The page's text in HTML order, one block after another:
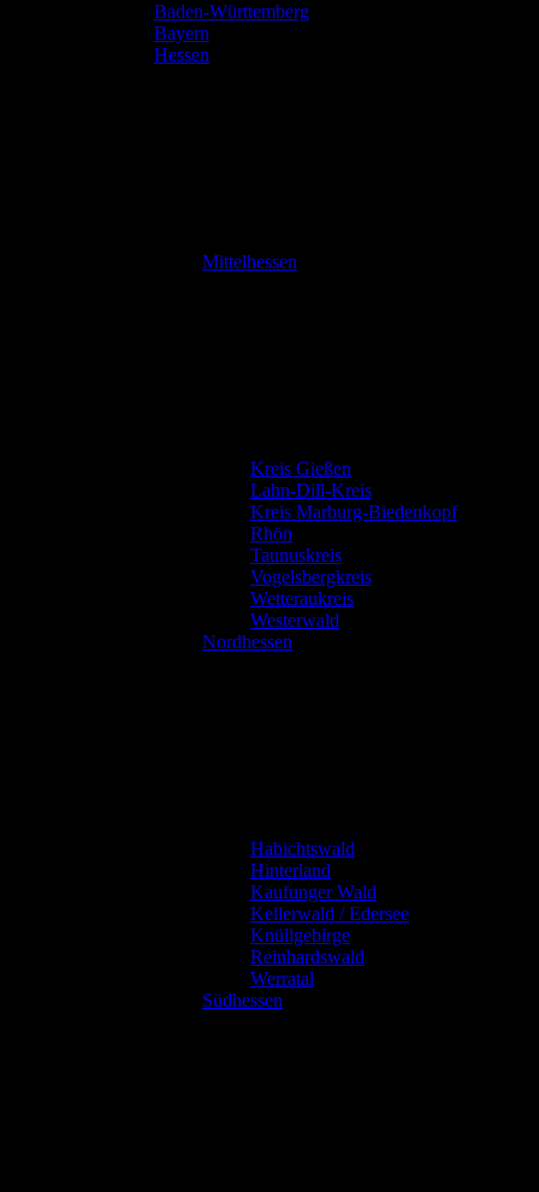
Baden-Württemberg
Bayern
Hessen
Mittelhessen
Kreis Gießen
Lahn-Dill-Kreis
Kreis Marburg-Biedenkopf
Rhön
Taunuskreis
Vogelsbergkreis
Wetteraukreis
Westerwald
Nordhessen
Habichtswald
Hinterland
Kaufunger Wald
Kellerwald / Edersee
Knüllgebirge
Reinhardswald
Werratal
Südhessen